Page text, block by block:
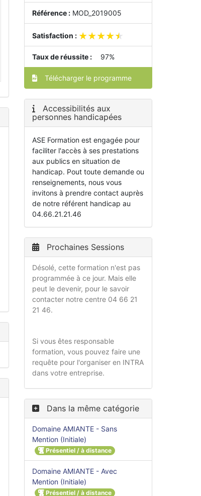
Référence : MOD_2019005
Satisfaction : ★★★★★
★★★★★
Taux de réussite : 97%
Télécharger le programme
Accessibilités aux
personnes handicapées
ASE Formation est engagée pour
faciliter l'accès à ses prestations
aux publics en situation de
handicap. Pout toute demande ou
renseignements, nous vous
invitons à prendre contact auprès
de notre référent handicap au
04.66.21.21.46
Prochaines Sessions
Désolé, cette formation n'est pas
programmée à ce jour. Mais elle
peut le devenir, pour le savoir
contacter notre centre 04 66 21
21 46.
Si vous êtes responsable
formation, vous pouvez faire une
requête pour l'organiser en INTRA
dans votre entreprise.
Dans la même catégorie
Domaine AMIANTE - Sans
Mention (Initiale)
Présentiel / à distance
Domaine AMIANTE - Avec
Mention (Initiale)
Présentiel / à distance